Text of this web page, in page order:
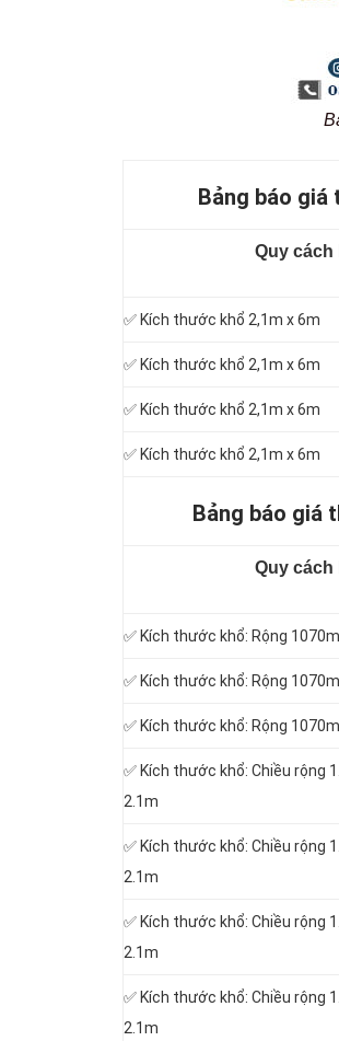
Bảng báo giá
Quy cách
✅ Kích thước khổ 2,1m x 6m
✅ Kích thước khổ 2,1m x 6m
✅ Kích thước khổ 2,1m x 6m
✅ Kích thước khổ 2,1m x 6m
Bảng báo giá
Quy cách
✅ Kích thước khổ: Rộng
✅ Kích thước khổ: Rộng
✅ Kích thước khổ: Rộng
✅ Kích thước khổ: Chiều rộng
2.1m
✅ Kích thước khổ: Chiều rộng
2.1m
✅ Kích thước khổ: Chiều rộng
2.1m
✅ Kích thước khổ: Chiều rộng
2.1m